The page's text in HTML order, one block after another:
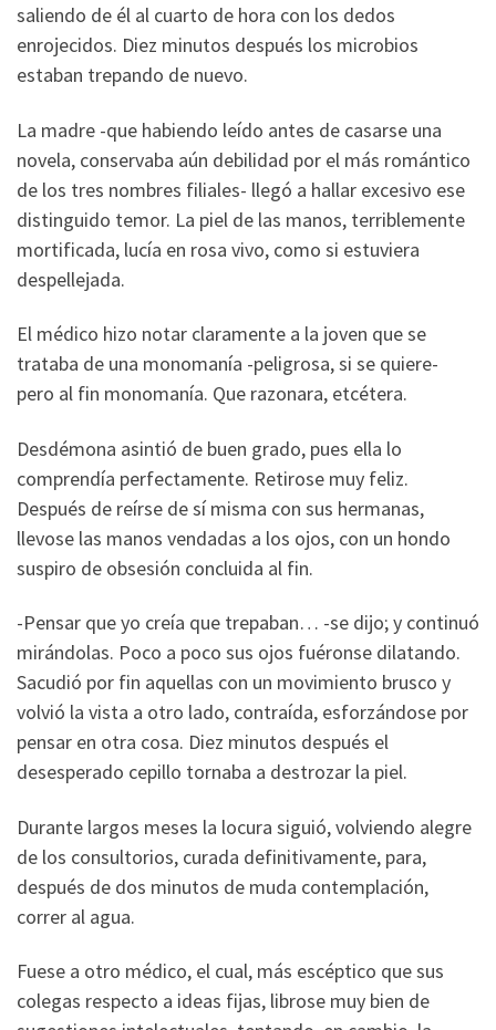
saliendo de él al cuarto de hora con los dedos
enrojecidos. Diez minutos después los microbios
estaban trepando de nuevo.
La madre -que habiendo leído antes de casarse una
novela, conservaba aún debilidad por el más romántico
de los tres nombres filiales- llegó a hallar excesivo ese
distinguido temor. La piel de las manos, terriblemente
mortificada, lucía en rosa vivo, como si estuviera
despellejada.
El médico hizo notar claramente a la joven que se
trataba de una monomanía -peligrosa, si se quiere-
pero al fin monomanía. Que razonara, etcétera.
Desdémona asintió de buen grado, pues ella lo
comprendía perfectamente. Retirose muy feliz.
Después de reírse de sí misma con sus hermanas,
llevose las manos vendadas a los ojos, con un hondo
suspiro de obsesión concluida al fin.
-Pensar que yo creía que trepaban… -se dijo; y continuó
mirándolas. Poco a poco sus ojos fuéronse dilatando.
Sacudió por fin aquellas con un movimiento brusco y
volvió la vista a otro lado, contraída, esforzándose por
pensar en otra cosa. Diez minutos después el
desesperado cepillo tornaba a destrozar la piel.
Durante largos meses la locura siguió, volviendo alegre
de los consultorios, curada definitivamente, para,
después de dos minutos de muda contemplación,
correr al agua.
Fuese a otro médico, el cual, más escéptico que sus
colegas respecto a ideas fijas, librose muy bien de